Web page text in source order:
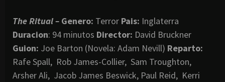
The Ritual – Genero: Terror Pais: Inglaterra
Duracion: 94 minutos Director: David Bruckner
Guion: Joe Barton (Novela: Adam Nevill) Reparto:
Rafe Spall, Rob James-Collier, Sam Troughton,
Arsher Ali, Jacob James Beswick, Paul Reid, Kerri